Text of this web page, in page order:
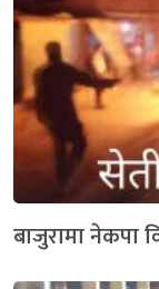
बाजुरामा नेकपा